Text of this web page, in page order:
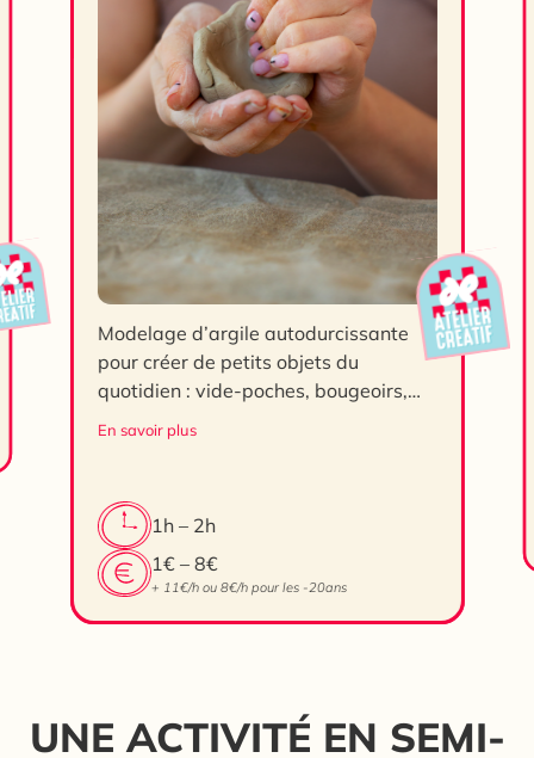
Modelage d’argile autodurcissante
pour créer de petits objets du
quotidien : vide-poches, bougeoirs,
coupelles… Travaillez la matière à la
main et utilisez différents outils et
emporte-pièces, lames, éponges…
pour un rendu unique. L’argile sèche à
l’air libre en quelques jours avant de
pouvoir être peinte. Nous gardons vos
créations et […]
En savoir plus
1h – 2h
1€ – 8€
+ 11€/h ou 8€/h pour les -20ans
UNE ACTIVITÉ EN SEMI-